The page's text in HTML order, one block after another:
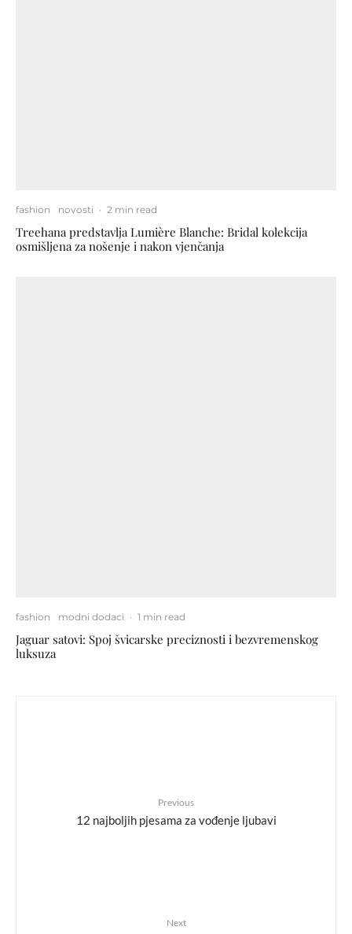
fashion novosti · 2 min read
Treehana predstavlja Lumière Blanche: Bridal kolekcija
osmišljena za nošenje i nakon vjenčanja
fashion modni dodaci · 1 min read
Jaguar satovi: Spoj švicarske preciznosti i bezvremenskog
luksuza
Previous
12 najboljih pjesama za vođenje ljubavi
Next